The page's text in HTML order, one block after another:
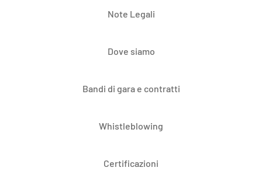
Note Legali
Dove siamo
Bandi di gara e contratti
Whistleblowing
Certificazioni